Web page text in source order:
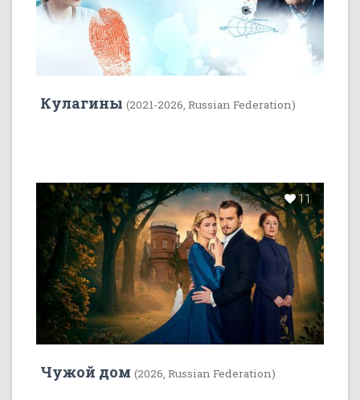
Кулагины (2021-2026, Russian Federation)
11
Чужой дом (2026, Russian Federation)